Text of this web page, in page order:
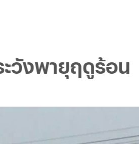
วังพายุฤดูร้อน